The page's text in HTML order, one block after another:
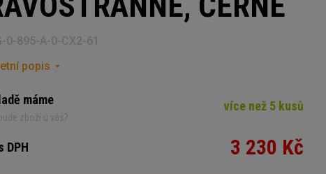
0-895-A-0-CX2-61
popis
máme
zboží u vás?
více než 5 kusů
DPH 3 230 Kč